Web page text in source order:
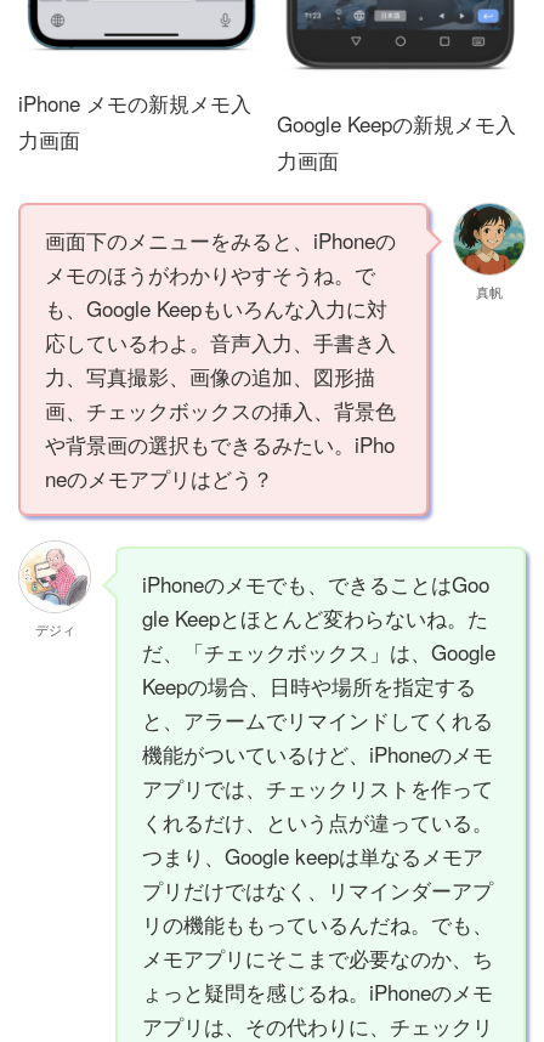
iPhone メモの新規メモ入
力画面
Google Keepの新規メモ入
力画面
画面下のメニューをみると、iPhoneの
メモのほうがわかりやすそうね。で
も、Google Keepもいろんな入力に対
応しているわよ。音声入力、手書き入
力、写真撮影、画像の追加、図形描
画、チェックボックスの挿入、背景色
や背景画の選択もできるみたい。iPho
neのメモアプリはどう？
真帆
デジィ
iPhoneのメモでも、できることはGoo
gle Keepとほとんど変わらないね。た
だ、「チェックボックス」は、Google
Keepの場合、日時や場所を指定する
と、アラームでリマインドしてくれる
機能がついているけど、iPhoneのメモ
アプリでは、チェックリストを作って
くれるだけ、という点が違っている。
つまり、Google keepは単なるメモア
プリだけではなく、リマインダーアプ
リの機能ももっているんだね。でも、
メモアプリにそこまで必要なのか、ち
ょっと疑問を感じるね。iPhoneのメモ
アプリは、その代わりに、チェックリ